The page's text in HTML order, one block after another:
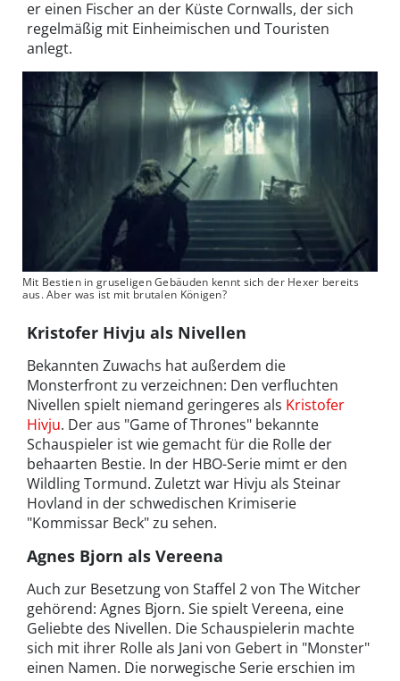
er einen Fischer an der Küste Cornwalls, der sich
regelmäßig mit Einheimischen und Touristen
anlegt.
Mit Bestien in gruseligen Gebäuden kennt sich der Hexer bereits
aus. Aber was ist mit brutalen Königen?
Kristofer Hivju als Nivellen
Bekannten Zuwachs hat außerdem die
Monsterfront zu verzeichnen: Den verfluchten
Nivellen spielt niemand geringeres als Kristofer
Hivju. Der aus "Game of Thrones" bekannte
Schauspieler ist wie gemacht für die Rolle der
behaarten Bestie. In der HBO-Serie mimt er den
Wildling Tormund. Zuletzt war Hivju als Steinar
Hovland in der schwedischen Krimiserie
"Kommissar Beck" zu sehen.
Agnes Bjorn als Vereena
Auch zur Besetzung von Staffel 2 von The Witcher
gehörend: Agnes Bjorn. Sie spielt Vereena, eine
Geliebte des Nivellen. Die Schauspielerin machte
sich mit ihrer Rolle als Jani von Gebert in "Monster"
einen Namen. Die norwegische Serie erschien im